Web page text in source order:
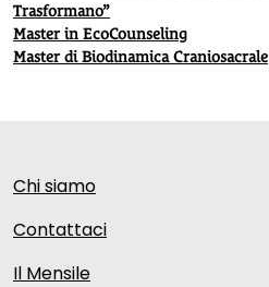
Trasformano”
Master in EcoCounseling
Master di Biodinamica Craniosacrale
Chi siamo
Contattaci
Il Mensile